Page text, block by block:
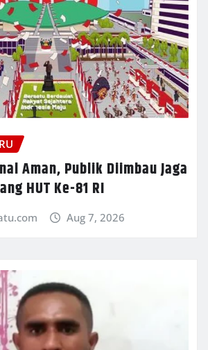
Aman, Publik Diimbau Jaga
HUT Ke-81 RI
Aug 7, 2026